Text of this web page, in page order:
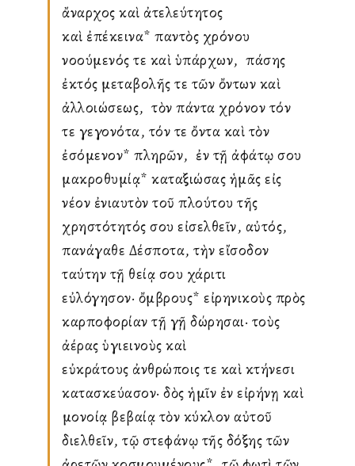
ἄναρχος καὶ ἀτελεύτητος
καὶ ἐπέκεινα* παντὸς χρόνου
νοούμενός τε καὶ ὑπάρχων, ὁ πάσης
ἐκτός μεταβολῆς τε τῶν ὄντων καὶ
ἀλλοιώσεως, ὁ τὸν πάντα χρόνον τόν
τε γεγονότα, τόν τε ὄντα καὶ τὸν
ἐσόμενον* πληρῶν, ὁ ἐν τῇ ἀφάτῳ σου
μακροθυμίᾳ* καταξιώσας ἡμᾶς εἰς
νέον ἐνιαυτὸν τοῦ πλούτου τῆς
χρηστότητός σου εἰσελθεῖν, αὐτός,
πανάγαθε Δέσποτα, τὴν εἴσοδον
ταύτην τῇ θείᾳ σου χάριτι
εὐλόγησον· ὄμβρους* εἰρηνικοὺς πρὸς
καρποφορίαν τῇ γῇ δώρησαι· τοὺς
ἀέρας ὑγιεινοὺς καὶ
εὐκράτους ἀνθρώποις τε καὶ κτήνεσι
κατασκεύασον· δὸς ἡμῖν ἐν εἰρήνῃ καὶ
ὁμονοίᾳ βεβαίᾳ τὸν κύκλον αὐτοῦ
διελθεῖν, τῷ στεφάνῳ τῆς δόξης τῶν